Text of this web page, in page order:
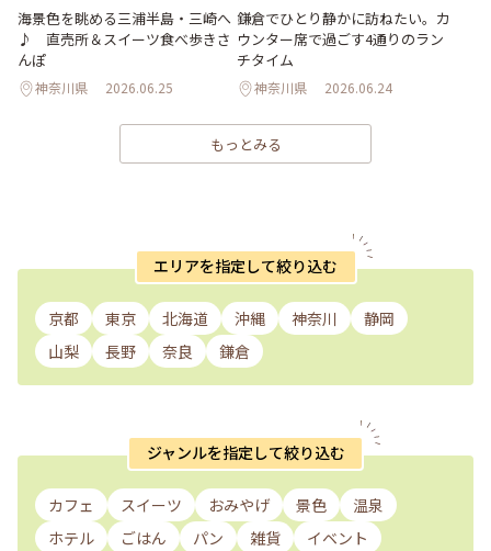
海景色を眺める三浦半島・三崎へ
♪ 直売所＆スイーツ食べ歩きさ
んぽ
神奈川県 2026.06.25
鎌倉でひとり静かに訪ねたい。カ
ウンター席で過ごす4通りのラン
チタイム
神奈川県 2026.06.24
もっとみる
エリアを指定して絞り込む
京都 東京 北海道 沖縄 神奈川
静岡
山梨
長野 奈良 鎌倉
ジャンルを指定して絞り込む
カフェ スイーツ おみやげ 景色
温泉
ホテル
ごはん パン 雑貨 イベント